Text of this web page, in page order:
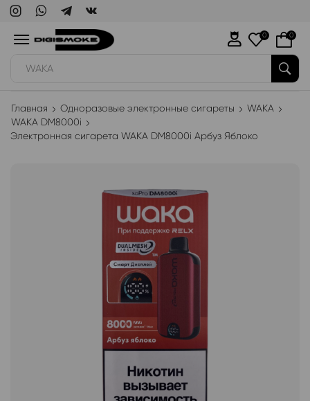
WAKA
0 0
Главная Одноразовые электронные сигареты
WAKA
WAKA DM8000i
Электронная сигарета WAKA DM8000i Арбуз Яблоко